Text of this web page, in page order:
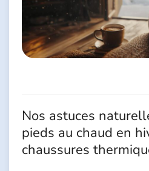
Nos astuces
pieds au chaud en
chaussures